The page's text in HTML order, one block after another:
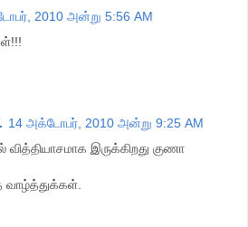
2010 அன்று 5:56 AM
14 அக்டோபர், 2010 அன்று 9:25 AM
இருக்கிறது குணா